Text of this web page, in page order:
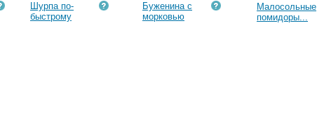
Шурпа по-
быстрому
Буженина с
морковью
Малосольные
помидоры...